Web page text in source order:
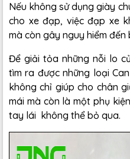
Nếu không sử dụng giày
cho xe đạp, việc đạp xe
mà còn gây nguy hiểm
Để giải tỏa những nỗi lo
tìm ra được những loại
không chỉ giúp cho chân
mái mà còn là một phụ
tay lái không thể bỏ qua.